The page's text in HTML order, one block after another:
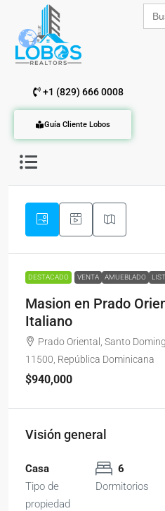
+1 (829) 666 0008
Guía Cliente Lobos
DESTACADO VENTA AMUEBLADO
Masion en Prado
Italiano
Prado Oriental, Santo
11500, República Dominicana
$940,000
Visión general
Casa
Tipo de
propiedad
6
Dormitorios